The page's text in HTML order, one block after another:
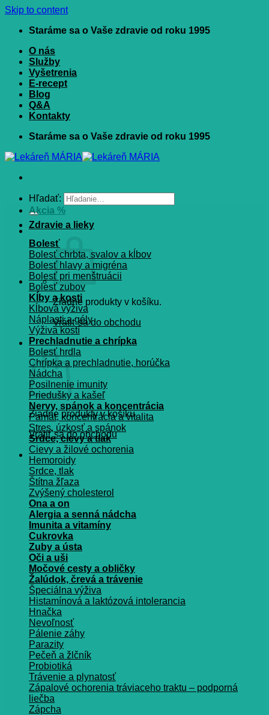
Skip to content
Staráme sa o Vaše zdravie od roku 1995
O nás
Služby
Vyšetrenia
E-recept
Blog
Q&A
Kontakty
Staráme sa o Vaše zdravie od roku 1995
Hľadať:
Žiadne produkty v košíku.
Vrátiť sa do obchodu
Košík
Žiadne produkty v košíku.
Vrátiť sa do obchodu
Akcia %
Zdravie a lieky
Bolesť
Bolesť chrbta, svalov a kĺbov
Bolesť hlavy a migréna
Bolesť pri menštruácii
Bolesť zubov
Kĺby a kosti
Kĺbová výživa
Náplasti a gély
Výživa kostí
Prechladnutie a chrípka
Bolesť hrdla
Chrípka a prechladnutie, horúčka
Nádcha
Posilnenie imunity
Priedušky a kašeľ
Nervy, spánok a koncentrácia
Pamät, koncentrácia a vitalita
Stres, úzkosť a spánok
Srdce, cievy a tlak
Cievy a žilové ochorenia
Hemoroidy
Srdce, tlak
Štítna žľaza
Zvýšený cholesterol
Ona a on
Alergia a senná nádcha
Imunita a vitamíny
Cukrovka
Zuby a ústa
Oči a uši
Močové cesty a obličky
Žalúdok, črevá a trávenie
Špeciálna výživa
Histamínová a laktózová intolerancia
Hnačka
Nevoľnosť
Pálenie záhy
Parazity
Pečeň a žlčník
Probiotiká
Trávenie a plynatosť
Zápalové ochorenia tráviaceho traktu – podporná
liečba
Zápcha